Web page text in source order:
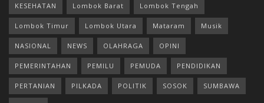
KESEHATAN Lombok Barat Lombok Tengah
Lombok Timur Lombok Utara Mataram Musik
NASIONAL NEWS OLAHRAGA OPINI
PEMERINTAHAN PEMILU PEMUDA PENDIDIKAN
PERTANIAN PILKADA POLITIK SOSOK SUMBAWA